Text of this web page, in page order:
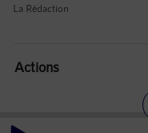
La Rédaction
Actions